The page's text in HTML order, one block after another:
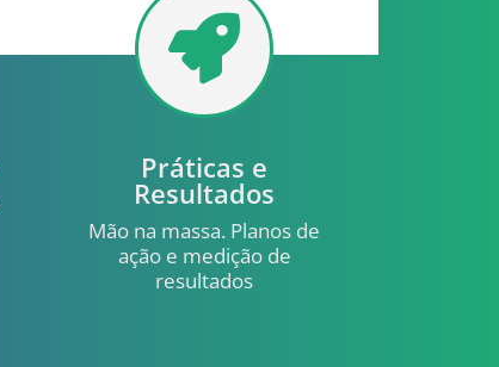

Práticas e
Resultados
Mão na massa. Planos de
ação e medição de
resultados